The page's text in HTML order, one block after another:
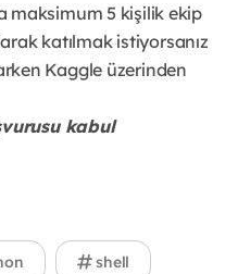
maksimum 5 kişilik ekip
katılmak istiyorsanız
Kaggle üzerinden
kabul
shell